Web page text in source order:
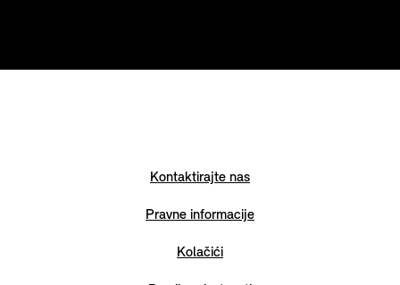
Kontaktirajte nas
Pravne informacije
Kolačići